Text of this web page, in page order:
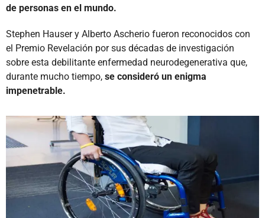
de personas en el mundo.
Stephen Hauser y Alberto Ascherio fueron reconocidos con
el Premio Revelación por sus décadas de investigación
sobre esta debilitante enfermedad neurodegenerativa que,
durante mucho tiempo, se consideró un enigma
impenetrable.